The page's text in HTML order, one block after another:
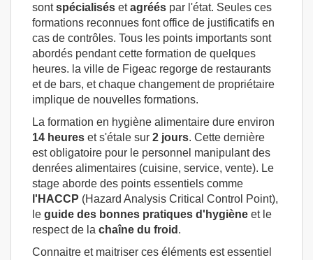
sontspécialisés etagréés par l'état. Seules ces
formations reconnues font office de justificatifs en
cas de contrôles. Tous les points importants sont
abordés pendant cette formation de quelques
heures. la ville de Figeac regorge de restaurants
et de bars, et chaque changement de propriétaire
implique de nouvelles formations.
La formation en hygiène alimentaire dure environ
14 heures et s'étale sur 2 jours. Cette dernière
est obligatoire pour le personnel manipulant des
denrées alimentaires (cuisine, service, vente). Le
stage aborde des points essentiels comme
l'HACCP (Hazard Analysis Critical Control Point),
le guide des bonnes pratiques d'hygiène et le
respect de la chaîne du froid .
Connaitre et maitriser ces éléments est essentiel